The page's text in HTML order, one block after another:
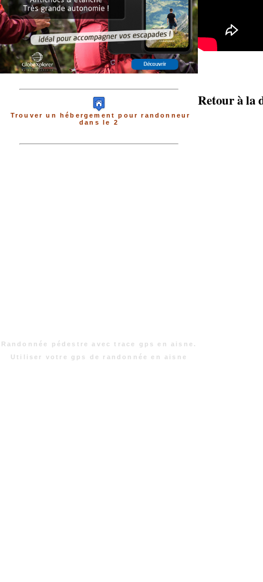
Trouver un hébergement pour randonneur
dans le 2
Randonnée pédestre avec trace gps en aisne.
Utiliser votre gps de randonnée en aisne
Retour à la